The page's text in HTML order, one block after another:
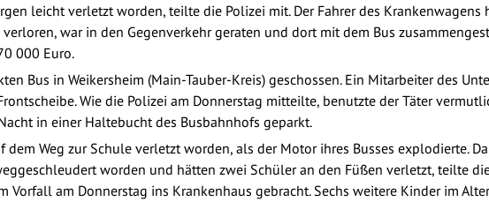
leicht verletzt worden, teilte die Polizei mit. Der Fahrer des Krankenwagens
war in den Gegenverkehr geraten und dort mit dem Bus
000 Euro.
Bus in Weikersheim (Main-Tauber-Kreis) geschossen. Ein Mitarbeiter des
Wie die Polizei am Donnerstag mitteilte, benutzte der Täter
in einer Haltebucht des Busbahnhofs geparkt.
Weg zur Schule verletzt worden, als der Motor ihres Busses explodierte.
worden und hätten zwei Schüler an den Füßen verletzt, teilte
Vorfall am Donnerstag ins Krankenhaus gebracht. Sechs weitere Kinder im